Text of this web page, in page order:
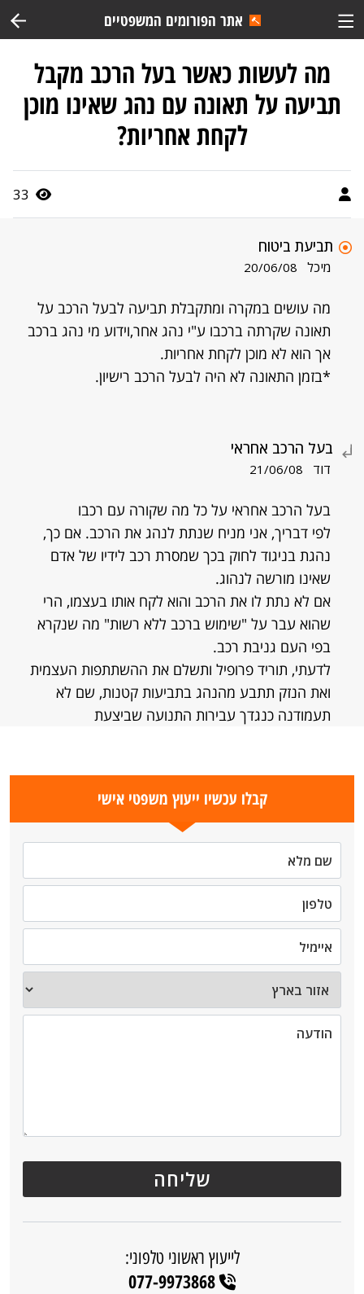
אתר הפורומים המשפטיים
מה לעשות כאשר בעל הרכב מקבל
תביעה על תאונה עם נהג שאינו מוכן
לקחת אחריות?
33
תביעת ביטוח
מיכל 20/06/08
מה עושים במקרה ומתקבלת תביעה לבעל הרכב על
תאונה שקרתה ברכבו ע"י נהג אחר,וידוע מי נהג ברכב
אך הוא לא מוכן לקחת אחריות.
*בזמן התאונה לא היה לבעל הרכב רישיון.
בעל הרכב אחראי
דוד 21/06/08
בעל הרכב אחראי על כל מה שקורה עם רכבו
לפי דבריך, אני מניח שנתת לנהג את הרכב. אם כך,
נהגת בניגוד לחוק בכך שמסרת רכב לידיו של אדם
שאינו מורשה לנהוג.
אם לא נתת לו את הרכב והוא לקח אותו בעצמו, הרי
שהוא עבר על "שימוש ברכב ללא רשות" מה שנקרא
בפי העם גניבת רכב.
לדעתי, תוריד פרופיל ותשלם את ההשתתפות העצמית
ואת הנזק תתבע מהנהג בתביעות קטנות, שם לא
תעמודנה כנגדך עבירות התנועה שביצעת
קבלו עכשיו ייעוץ משפטי אישי
לייעוץ ראשוני טלפוני:
077-9973868